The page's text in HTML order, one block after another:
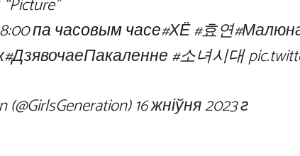
па часовым часе#ХЁ#효연
#ДзявочаеПакаленне#소녀시대
(@GirlsGeneration)16 жніўня 2023 г